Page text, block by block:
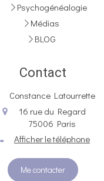
Psychogénéalogie
Médias
BLOG
Contact
Constance Latourrette
16 rue du Regard
75006 Paris
Afficher le téléphone
Me contacter